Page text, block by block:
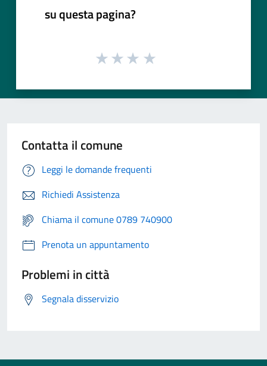
su questa pagina?
Contatta il comune
Leggi le domande frequenti
Richiedi Assistenza
Chiama il comune 0789 740900
Prenota un appuntamento
Problemi in città
Segnala disservizio